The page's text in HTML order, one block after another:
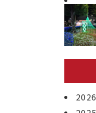
2026